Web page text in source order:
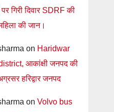
पर गिरी दिवार SDRF की
की जान।
on Haridwar
आकांक्षी जनपद की
हरिद्वार जनपद
on Volvo bus